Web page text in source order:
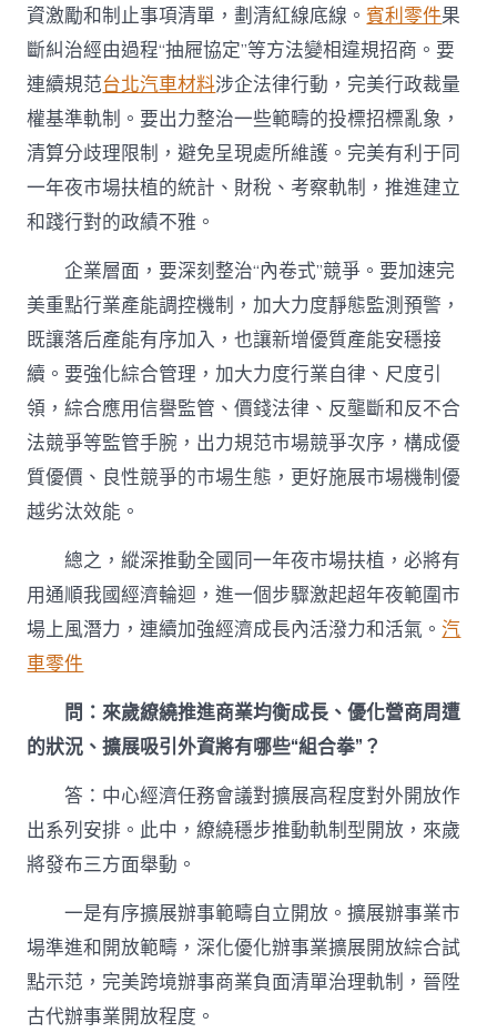
資激勵和制止事項清單，劃清紅線底線。賓利零件果
斷糾治經由過程“抽屜協定”等方法變相違規招商。要
連續規范台北汽車材料涉企法律行動，完美行政裁量
權基準軌制。要出力整治一些範疇的投標招標亂象，
清算分歧理限制，避免呈現處所維護。完美有利于同
一年夜市場扶植的統計、財稅、考察軌制，推進建立
和踐行對的政績不雅。
企業層面，要深刻整治“內卷式”競爭。要加速完
美重點行業產能調控機制，加大力度靜態監測預警，
既讓落后產能有序加入，也讓新增優質產能安穩接
續。要強化綜合管理，加大力度行業自律、尺度引
領，綜合應用信譽監管、價錢法律、反壟斷和反不合
法競爭等監管手腕，出力規范市場競爭次序，構成優
質優價、良性競爭的市場生態，更好施展市場機制優
越劣汰效能。
總之，縱深推動全國同一年夜市場扶植，必將有
用通順我國經濟輪迴，進一個步驟激起超年夜範圍市
場上風潛力，連續加強經濟成長內活潑力和活氣。汽
車零件
問：來歲繚繞推進商業均衡成長、優化營商周遭
的狀況、擴展吸引外資將有哪些“組合拳”？
答：中心經濟任務會議對擴展高程度對外開放作
出系列安排。此中，繚繞穩步推動軌制型開放，來歲
將發布三方面舉動。
一是有序擴展辦事範疇自立開放。擴展辦事業市
場準進和開放範疇，深化優化辦事業擴展開放綜合試
點示范，完美跨境辦事商業負面清單治理軌制，晉陞
古代辦事業開放程度。